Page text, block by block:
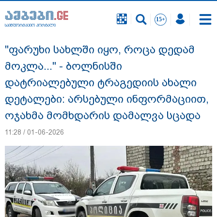
საინფორმაციო პორტალი
"ნატა ვიბლიანის საქმეზე საზოგადოება
უახლოეს დღეებში გაიგებს სიახლეს,
დაიდება პირველი მნიშვნელოვანი
შედეგი და ოფიციალურად ცნობენ
საინფორმაციო პორტალი
"ფარუხი სახლში იყო, როცა დედამ
მოკლა..." - ბოლნისში
დატრიალებული ტრაგედიის ახალი
დეტალები: არსებული ინფორმაციით,
ოჯახმა მომხდარის დამალვა სცადა
11:28 / 01-06-2026